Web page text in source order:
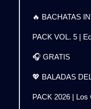
🔥 BACHATAS
PACK VOL. 5 |
🎧 GRATIS
💖 BALADAS
PACK 2026 |